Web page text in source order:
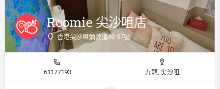
Roomie 尖沙咀店
香港尖沙咀彌敦道83-97號
61177193 九龍, 尖沙咀